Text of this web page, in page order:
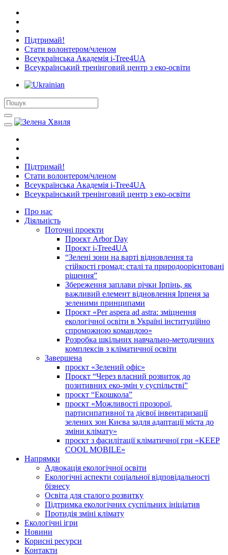
Підтримай!
Стати волонтером/членом
Всеукраїнська Академія i-Tree4UA
Всеукраїнський тренінговий центр з еко-освіти
Підтримай!
Стати волонтером/членом
Всеукраїнська Академія i-Tree4UA
Всеукраїнський тренінговий центр з еко-освіти
Про нас
Діяльність
Поточні проекти
Проєкт Arbor Day
Проєкт i-Tree4UA
“Зелені зони на варті відновлення та
стійкості громад: cталі та природоорієнтовані
рішення”
Збереження заплави річки Ірпінь, як
важливий елемент відновлення Ірпеня за
зеленими принципами
Проєкт «Per aspera ad astra: зміцнення
екологічної освіти в Україні інституційно
спроможною командою»
Розробка шкільних навчально-методичних
комплексів з кліматичної освіти
Завершена
проєкт «Зелений офіс»
Проєкт “Через власний розвиток до
позитивних еко-змін у суспільстві”
проєкт “Екошкола”
проєкт «Можливості прозорої,
партисипативної та дієвої інвентаризації
зелених зон Києва задля адаптації міста до
зміни клімату»
проєкт з фасилітації кліматичної гри «KEEP
COOL MOBILE»
Напрямки
Адвокація екологічної освіти
Екологічні аспекти соціальної відповідальності
бізнесу
Освіта для сталого розвитку
Підтримка екологічних суспільних ініціатив
Протидія зміні клімату
Екологічні ігри
Новини
Корисні ресурси
Контакти